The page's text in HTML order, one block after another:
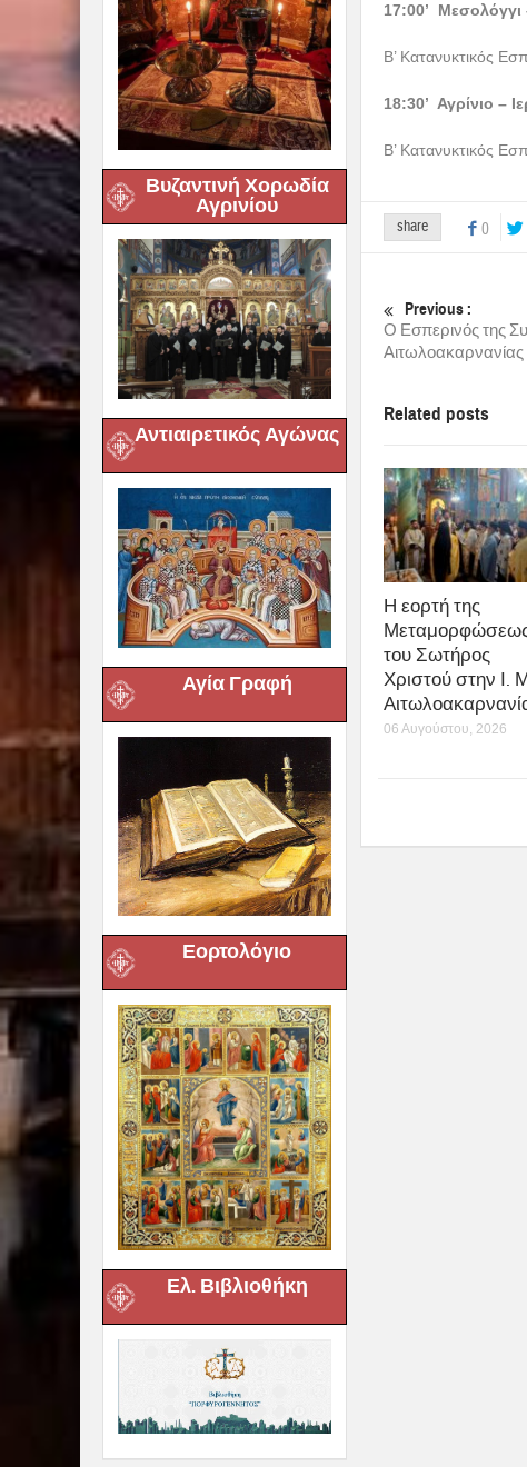
Βυζαντινή Χορωδία
Αγρινίου
Αντιαιρετικός Αγώνας
Αγία Γραφή
Εορτολόγιο
Ελ. Βιβλιοθήκη
17:00’ Μεσολόγγι
Β’ Κατανυκτικός
18:30’ Αγρίνιο –
Β’ Κατανυκτικός
share 0
Previous :
Ο Εσπερινός της
Αιτωλοακαρνανίας
Related posts
Η εορτή της
του Σωτήρος
Χριστού στην Ι.
06 Αυγούστου, 2026